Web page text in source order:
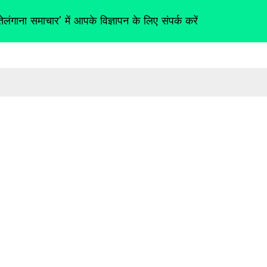
समाचार' में आपके विज्ञापन के लिए संपर्क करें